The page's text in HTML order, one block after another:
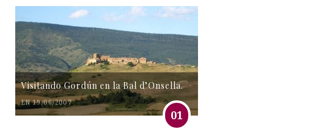
Visitando Gordún en la Bal d’Onsella.
EN 19/06/2007
01